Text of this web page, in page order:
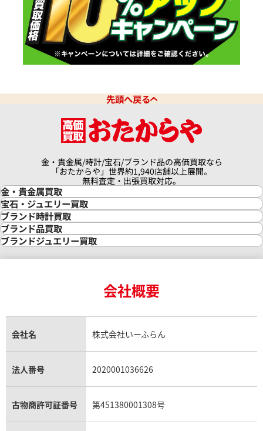
先頭へ戻る
金・貴金属/時計/宝石/ブランド品の高価買取なら
「おたからや」世界約1,940店舗以上展開。
無料査定・出張買取対応。
金・貴金属買取
金買取
金の相場価格情報
金の参考買取価格一覧
インゴット買取
インゴットの相場価格情報
24金買取
金貨買取
貴金属買取
銀・シルバー買取
パラジウム買取
宝石・ジュエリー買取
宝石・ジュエリー買取
ダイヤモンド買取
ダイヤモンド・宝石の参考価格一覧
リング・結婚指輪買取
エメラルド買取
トパーズ買取
タンザナイト買取
キャッツアイ買取
アクアマリン買取
ブランド時計買取
時計買取
ロレックス買取
ロレックス デイトナ買取
ロレックス サブマリーナー買取
ロレックス エクスプローラー買取
ロレックス デイトジャスト買取
パテック フィリップノーチラス買取
ヴァシュロン・コンスタンタン買取
オメガ買取
ブランド品買取
ブランド買取
シャネル マトラッセ買取
セリーヌ買取
プラダ買取
ブランドジュエリー買取
ヴァンクリーフ＆アーペル買取
ショーメ買取
ダミアーニ買取
モーブッサン買取
会社概要
会社名 株式会社いーふらん
法人番号 2020001036626
古物商許可証番号 第451380001308号